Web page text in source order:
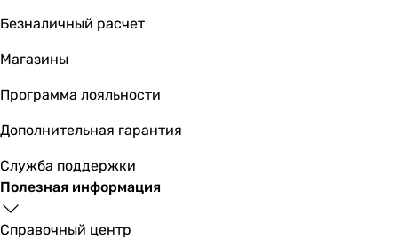
Безналичный расчет
Магазины
Программа лояльности
Дополнительная гарантия
Служба поддержки
Полезная информация
Справочный центр